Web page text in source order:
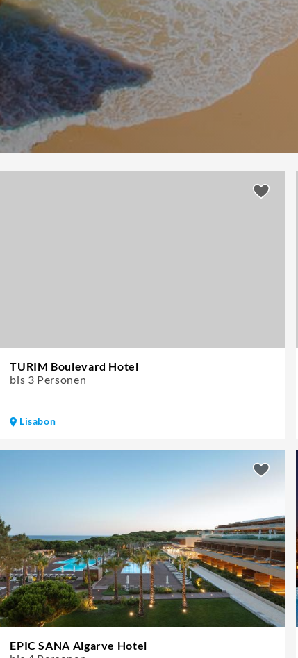
TURIM Boulevard Hotel
bis 3 Personen
Lisabon
EPIC SANA Algarve Hotel